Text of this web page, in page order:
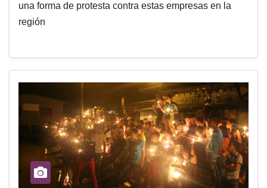
una forma de protesta contra estas empresas en la
región